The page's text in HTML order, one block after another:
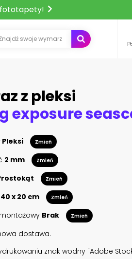
fototapety!
z pleksi
Pleksi Zmień
2 mm Zmień
Zmień
40 x 20 cm Zmień
Brak Zmień
dostawa.
znak wodny "Adobe